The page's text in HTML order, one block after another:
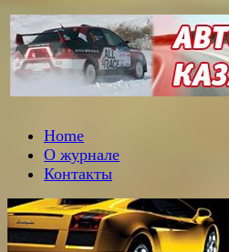
Home
О журнале
Контакты